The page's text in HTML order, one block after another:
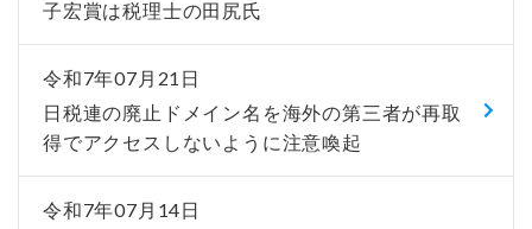
子宏賞は税理士の田尻氏
令和7年07月21日
日税連の廃止ドメイン名を海外の第三者が再取
得でアクセスしないように注意喚起
令和7年07月14日